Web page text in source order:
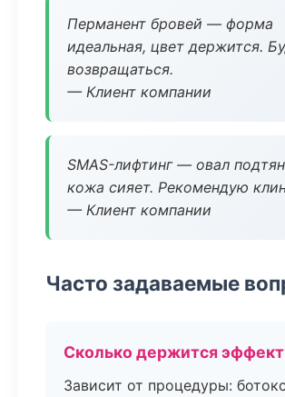
Перманент бровей — форма
идеальная, цвет держится.
возвращаться.
— Клиент компании
SMAS-лифтинг — овал
кожа сияет. Рекомендую
— Клиент компании
Часто задаваемые
Сколько держится
Зависит от процедуры: